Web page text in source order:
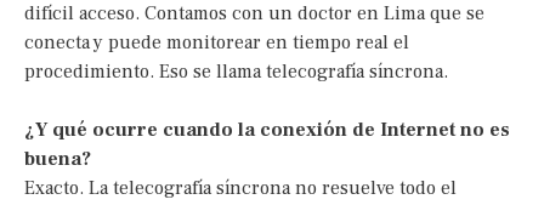
difícil acceso. Contamos con un doctor en Lima que se
conecta y puede monitorear en tiempo real el
procedimiento. Eso se llama telecografía síncrona.
¿Y qué ocurre cuando la conexión de Internet no es
buena?
Exacto. La telecografía síncrona no resuelve todo el